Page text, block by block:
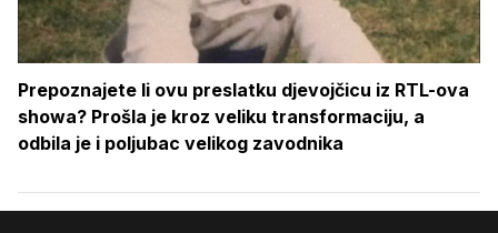
Prepoznajete li ovu preslatku djevojčicu iz RTL-ova
showa? Prošla je kroz veliku transformaciju, a
odbila je i poljubac velikog zavodnika